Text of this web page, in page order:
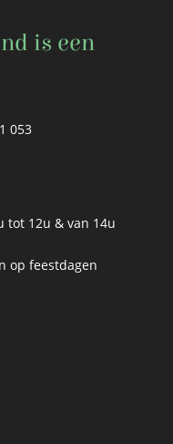
is een
053
tot 12u & van 14u
op feestdagen